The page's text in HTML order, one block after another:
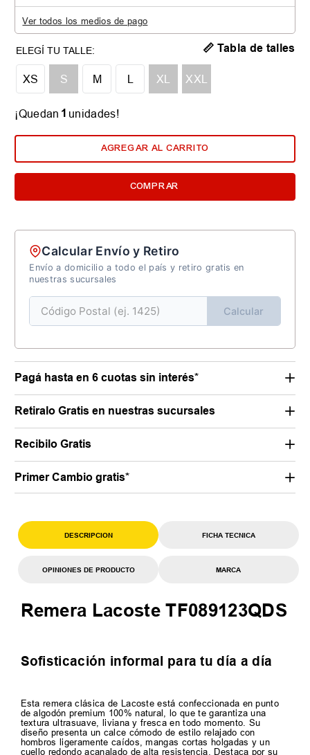
Ver todos los medios de pago
S L
M XL
XS XXL
📏 Tabla de talles
¡Quedan 1 unidades!
AGREGAR AL CARRITO
COMPRAR
Calcular Envío y Retiro
Envío a domicilio a todo el país y retiro gratis en
nuestras sucursales
Calcular
Pagá hasta en 6 cuotas sin interés*
Retiralo Gratis en nuestras sucursales
Recibilo Gratis
Primer Cambio gratis*
DESCRIPCION FICHA TECNICA
OPINIONES DE PRODUCTO MARCA
Remera Lacoste TF089123QDS
Sofisticación informal para tu día a día
Esta remera clásica de Lacoste está confeccionada en punto
de algodón premium 100% natural, lo que te garantiza una
textura ultrasuave, liviana y fresca en todo momento. Su
diseño presenta un calce cómodo de estilo relajado con
hombros ligeramente caídos, mangas cortas holgadas y un
cuello redondo acanalado de alta resistencia. Destaca por su